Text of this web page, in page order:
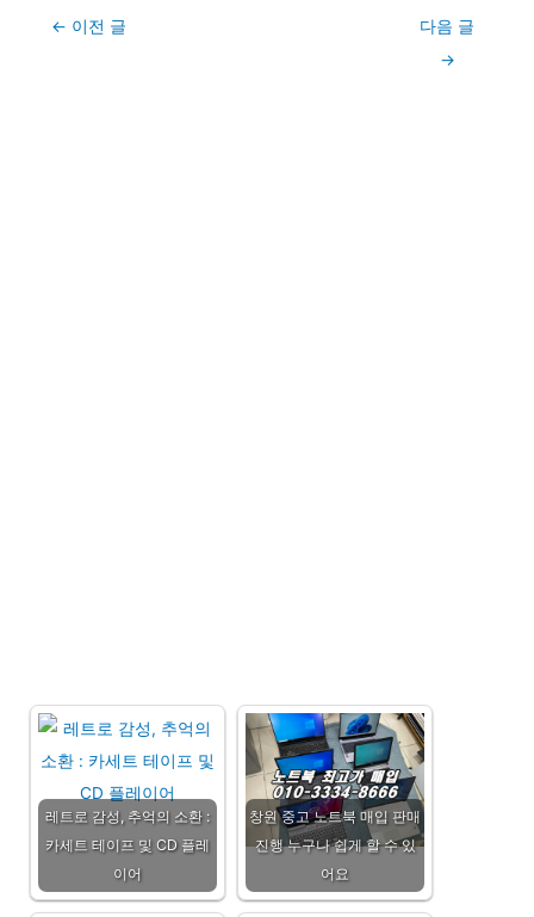
Post← 이전 글
다음 글
→
레트로 감성, 추억의 소환 :
카세트 테이프 및 CD 플레
이어
창원 중고 노트북 매입 판매
진행 누구나 쉽게 할 수 있
어요